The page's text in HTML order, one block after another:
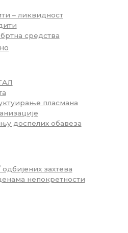
– ликвидност
средства
пласмана
доспелих обавеза
захтева
непокретности